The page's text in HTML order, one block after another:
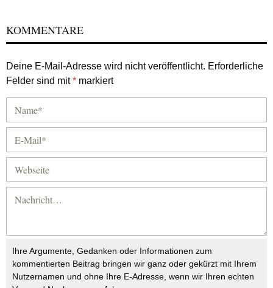
KOMMENTARE
Deine E-Mail-Adresse wird nicht veröffentlicht. Erforderliche
Felder sind mit* markiert
Ihre Argumente, Gedanken oder Informationen zum
kommentierten Beitrag bringen wir ganz oder gekürzt mit Ihrem
Nutzernamen und ohne Ihre E-Adresse, wenn wir Ihren echten